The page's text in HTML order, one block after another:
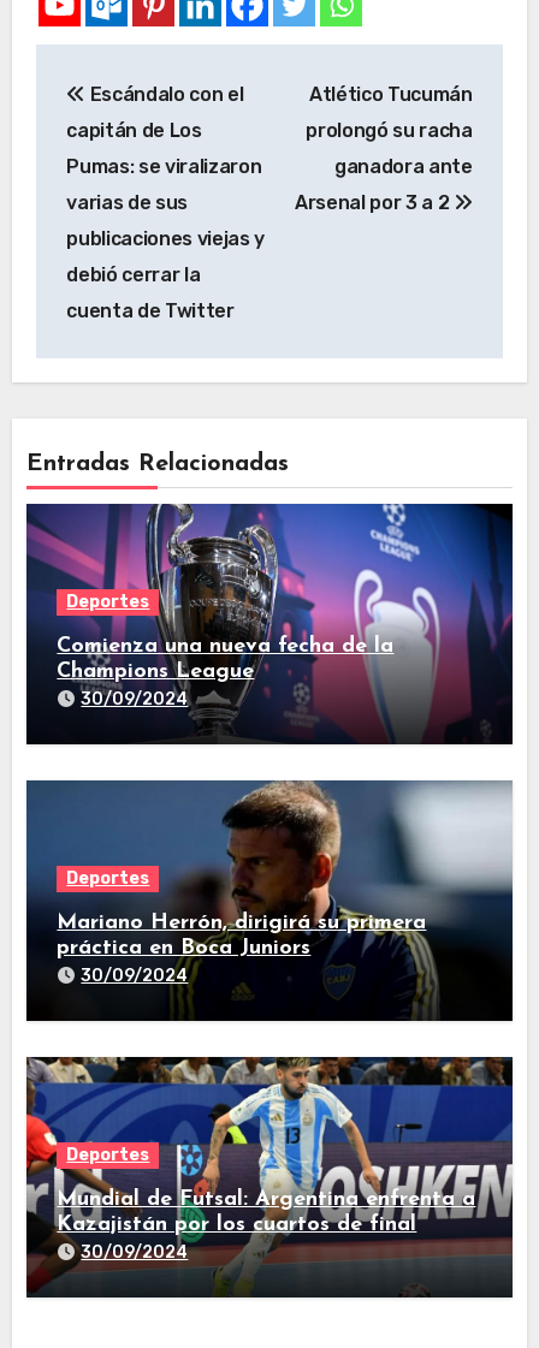
Escándalo con el
capitán de Los
Pumas: se viralizaron
varias de sus
publicaciones viejas y
debió cerrar la
cuenta de Twitter
Atlético Tucumán
prolongó su racha
ganadora ante
Arsenal por 3 a 2
Entradas Relacionadas
Deportes
Comienza una nueva fecha de la
Champions League
30/09/2024
Deportes
Mariano Herrón, dirigirá su primera
práctica en Boca Juniors
30/09/2024
Deportes
Mundial de Futsal: Argentina enfrenta a
Kazajistán por los cuartos de final
30/09/2024